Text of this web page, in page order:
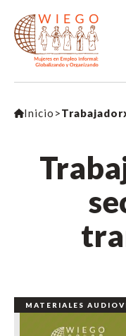
Inicio >
MATERIALES